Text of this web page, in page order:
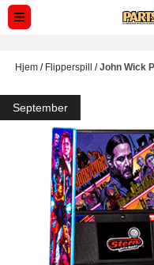
Hopp til innhold
Hjem / Flipperspill /John Wick
September